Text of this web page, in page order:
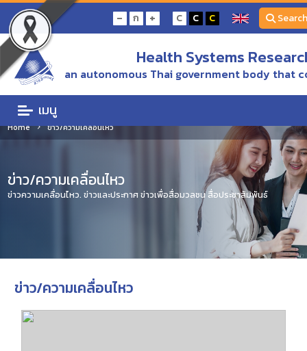
- ก + C C C Search
Health Systems
an autonomous Thai government body that
เมนู
Home ข่าว/ความเคลื่อนไหว
ข่าว/ความเคลื่อนไหว
ข่าวความเคลื่อนไหว. ข่าวและประกาศ ข่าวเพื่อสื่อมวลชน สื่อประชาสัมพันธ์
ข่าว/ความเคลื่อนไหว